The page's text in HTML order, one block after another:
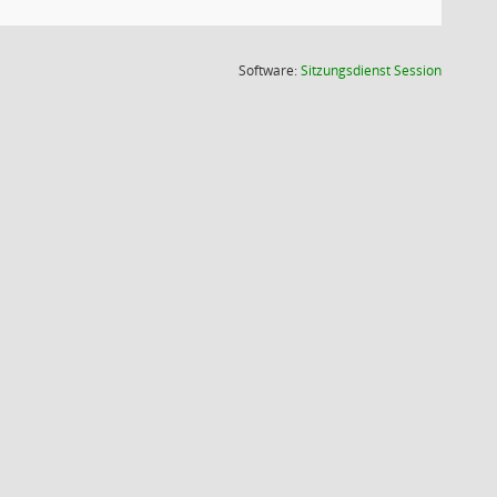
Software:SitzungsdienstSession(Wird in